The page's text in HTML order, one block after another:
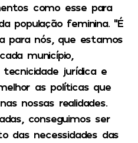
como esse para
população feminina. “É
para nós, que estamos
município,
jurídica e
as políticas que
nossas realidades.
conseguimos ser
das necessidades das